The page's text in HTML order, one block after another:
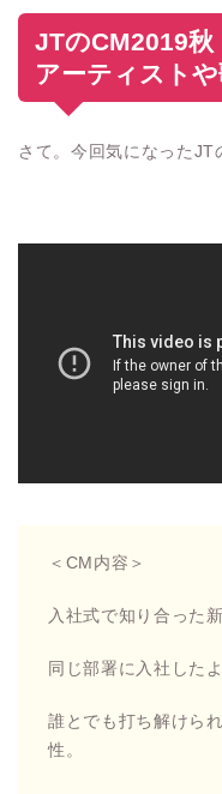
JTのCM2019秋
アーティストや
さて。今回気になったJT
＜CM内容＞
入社式で知り合った
同じ部署に入社した
誰とでも打ち解けら
性。